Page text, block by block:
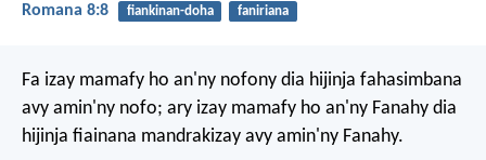
Romana 8:8 fiankinan-doha faniriana
Fa izay mamafy ho an'ny nofony dia hijinja fahasimbana
avy amin'ny nofo; ary izay mamafy ho an'ny Fanahy dia
hijinja fiainana mandrakizay avy amin'ny Fanahy.